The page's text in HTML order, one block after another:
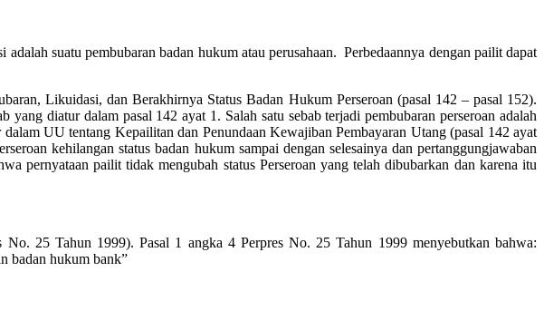
suatu pembubaran badan hukum atau perusahaan. Perbedaannya dengan pailit dapat
Likuidasi, dan Berakhirnya Status Badan Hukum Perseroan (pasal 142 – pasal 152).
diatur dalam pasal 142 ayat 1. Salah satu sebab terjadi pembubaran perseroan adalah
UU tentang Kepailitan dan Penundaan Kewajiban Pembayaran Utang (pasal 142 ayat
kehilangan status badan hukum sampai dengan selesainya dan pertanggungjawaban
pernyataan pailit tidak mengubah status Perseroan yang telah dibubarkan dan karena itu
25 Tahun 1999). Pasal 1 angka 4 Perpres No. 25 Tahun 1999 menyebutkan bahwa:
badan hukum bank”